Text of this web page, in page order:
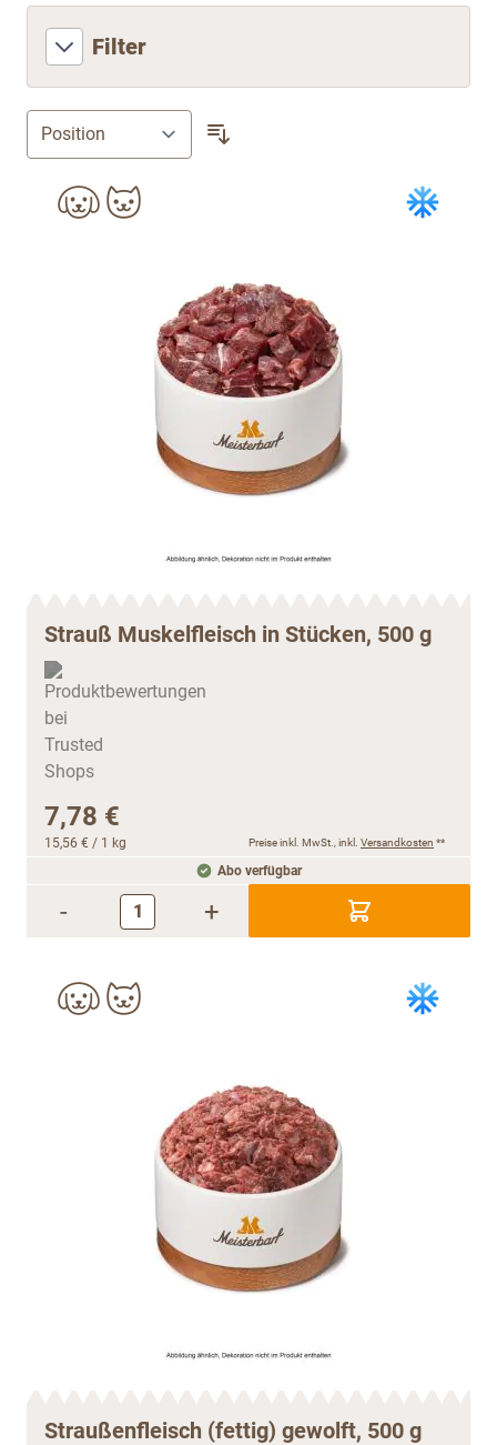
Filter
Strauß Muskelfleisch in Stücken, 500 g
7,78 €
15,56 € / 1 kg Preise inkl. MwSt., inkl. Versandkosten **
Abo verfügbar
- +
Straußenfleisch (fettig) gewolft, 500 g